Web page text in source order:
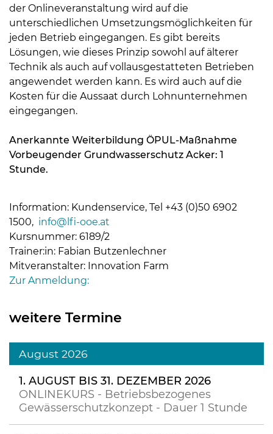
der Onlineveranstaltung wird auf die
unterschiedlichen Umsetzungsmöglichkeiten für
jeden Betrieb eingegangen. Es gibt bereits
Lösungen, wie dieses Prinzip sowohl auf älterer
Technik als auch auf vollausgestatteten Betrieben
angewendet werden kann. Es wird auch auf die
Kosten für die Aussaat durch Lohnunternehmen
eingegangen.
Anerkannte Weiterbildung ÖPUL-Maßnahme
Vorbeugender Grundwasserschutz Acker: 1
Stunde.
Information: Kundenservice, Tel +43 (0)50 6902
1500, info@lfi-ooe.at
Kursnummer: 6189/2
Trainer:in: Fabian Butzenlechner
Mitveranstalter: Innovation Farm
Zur Anmeldung:
weitere Termine
August 2026
1. AUGUST BIS 31. DEZEMBER 2026
ONLINEKURS - Betriebsbezogenes
Gewässerschutzkonzept - Dauer 1 Stunde